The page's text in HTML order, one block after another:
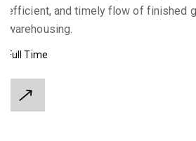
efficient, and timely flow of finished
warehousing.
Full Time